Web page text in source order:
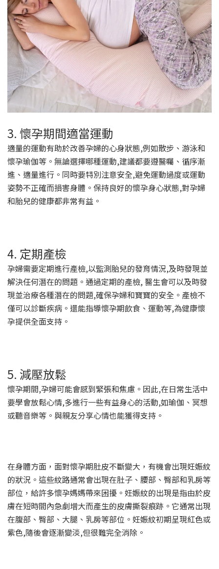
3. 懷孕期間適當運動
適量的運動有助於改善孕婦的心身狀態,例如散步、游泳和
懷孕瑜伽等。無論選擇哪種運動,建議都要遵醫囑、循序漸
進、適量進行。同時要特別注意安全,避免運動過度或運動
姿勢不正確而損害身體。保持良好的懷孕身心狀態,對孕婦
和胎兒的健康都非常有益。
4. 定期產檢
孕婦需要定期進行產檢,以監測胎兒的發育情況,及時發現並
解決任何潛在的問題。通過定期的產檢, 醫生會可以及時發
現並治療各種潛在的問題,確保孕婦和寶寶的安全。產檢不
僅可以診斷疾病。還能指導懷孕期飲食、運動等,為健康懷
孕提供全面支持。
5. 減壓放鬆
懷孕期間,孕婦可能會感到緊張和焦慮。因此,在日常生活中
要學會放鬆心情,多進行一些有益身心的活動,如瑜伽、冥想
或聽音樂等。與親友分享心情也能獲得支持。
在身體方面，面對懷孕期肚皮不斷變大，有機會出現妊娠紋
的狀況。這些紋路通常會出現在肚子、腰部、臀部和乳房等
部位，給許多懷孕媽媽帶來困擾。妊娠紋的出現是指由於皮
膚在短時間內急劇增大而產生的皮膚撕裂痕跡。它通常出現
在腹部、臀部、大腿、乳房等部位。妊娠紋初期呈現紅色或
紫色,隨後會逐漸變淡,但很難完全消除。